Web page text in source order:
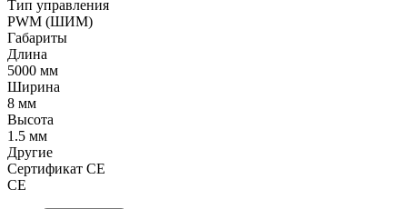
Тип управления
PWM (ШИМ)
Габариты
Длина
5000 мм
Ширина
8 мм
Высота
1.5 мм
Другие
Сертификат CE
CE